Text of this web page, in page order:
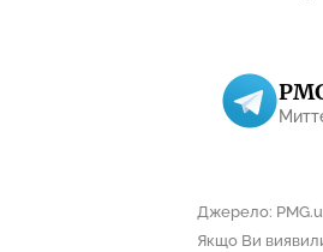
Джерело:
Якщо Ви виявили